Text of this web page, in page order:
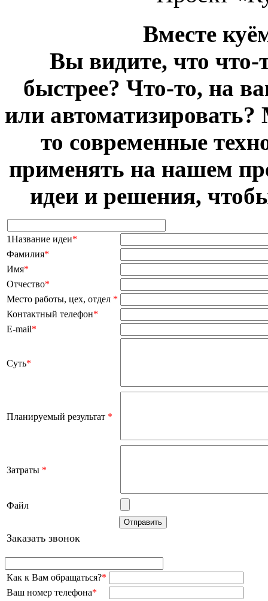
Вместе
Вы видите, что
быстрее? Что-то, на
или
то современные
применять на нашем
идеи и решения,
1Название идеи*
Фамилия*
Имя*
Отчество*
Место работы, цех, отдел *
Контактный телефон*
E-mail*
Суть*
Планируемый результат *
Затраты *
Файл
Заказать звонок
Как к Вам обращаться?*
Ваш номер телефона*